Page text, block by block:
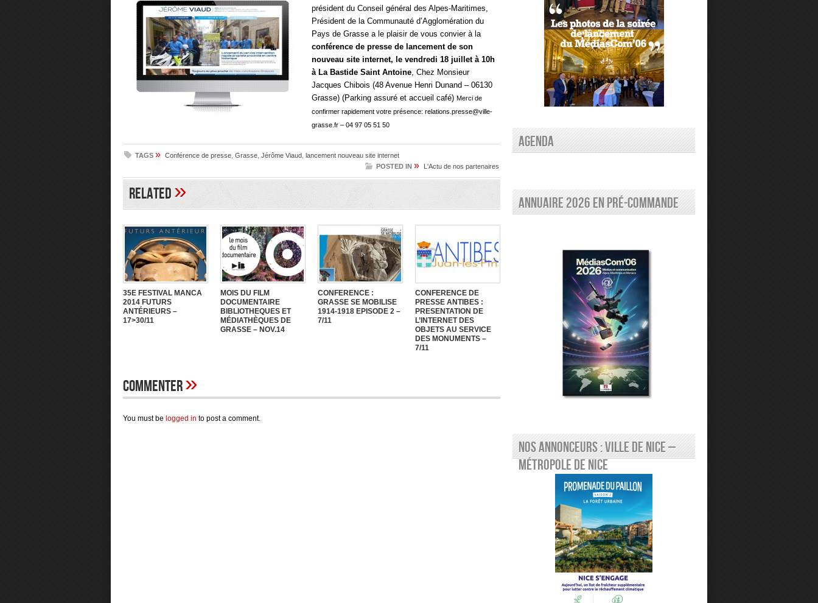
président du Conseil général des Alpes-Maritimes,
Président de la Communauté d’Agglomération du
Pays de Grasse a le plaisir de vous convier à la
conférence de presse de lancement de son
nouveau site internet, le vendredi 18 juillet à 10h
à La Bastide Saint Antoine, Chez Monsieur
Jacques Chibois (48 Avenue Henri Dunand – 06130
Grasse) (Parking assuré et accueil café) Merci de
confirmer rapidement votre présence: relations.presse@ville-
grasse.fr – 04 97 05 51 50
TAGS » Conférence de presse Grasse Jérôme Viaud lancement nouveau site internet
POSTED IN » L'Actu de nos partenaires
Related»
35E FESTIVAL MANCA
2014 FUTURS
ANTÉRIEURS –
17>30/11
MOIS DU FILM
DOCUMENTAIRE
BIBLIOTHEQUES ET
MÉDIATHÈQUES DE
GRASSE – NOV.14
CONFERENCE :
GRASSE SE MOBILISE
1914-1918 EPISODE 2 –
7/11
CONFERENCE DE
PRESSE ANTIBES :
PRESENTATION DE
L’INTERNET DES
OBJETS AU SERVICE
DES MONUMENTS –
7/11
Commenter»
You must be logged in to post a comment.
AGENDA
Annuaire 2026 en pré-commande
Nos annonceurs : Ville de Nice –
Métropole de Nice